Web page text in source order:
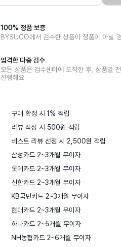
100% 정품 보증
BYSUCO에서 검수한 상품이 정품이 아닐
엄격한 다중 검수
모든 상품은 검수센터에 도착한 후, 상품별
진행해요
구매 확정 시 1% 적립
리뷰 작성 시 500원 적립
베스트 리뷰 선정 시 2,500원 적립
삼성카드 2~3개월 무이자
롯데카드 2~3개월 무이자
신한카드 2~3개월 무이자
KB국민카드 2~3개월 무이자
현대카드 2~3개월 무이자
하나카드 2~5개월 무이자
NH농협카드 2~6개월 무이자